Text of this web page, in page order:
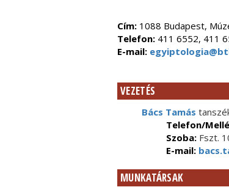
Cím: 1088 Budapest,
Telefon: 411 6552, 411
E-mail:
VEZETÉS
Bács Tamás
Telefon/
Szoba: Fszt.
E-mail:
MUNKATÁRSAK